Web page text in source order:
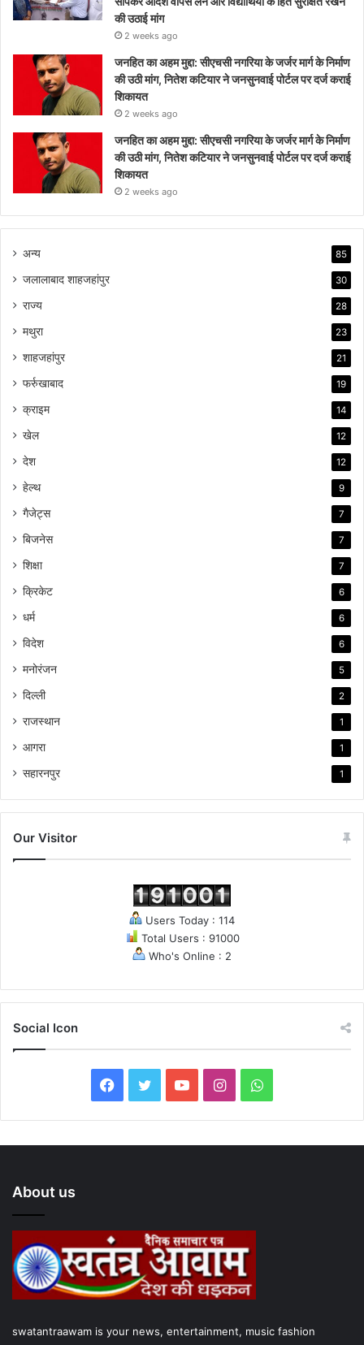
की उठाई मांग
2 weeks ago
जनहित का अहम मुद्दा: सीएचसी नगरिया के जर्जर मार्ग के निर्माण
की उठी मांग, नितेश कटियार ने जनसुनवाई पोर्टल पर दर्ज कराई
शिकायत
2 weeks ago
जनहित का अहम मुद्दा: सीएचसी नगरिया के जर्जर मार्ग के निर्माण
की उठी मांग, नितेश कटियार ने जनसुनवाई पोर्टल पर दर्ज कराई
शिकायत
2 weeks ago
अन्य 85
जलालाबाद शाहजहांपुर 30
राज्य 28
मथुरा 23
शाहजहांपुर 21
फर्रुखाबाद 19
क्राइम 14
खेल 12
देश 12
हेल्थ 9
गैजेट्स 7
बिजनेस 7
शिक्षा 7
क्रिकेट 6
धर्म 6
विदेश 6
मनोरंजन 5
दिल्ली 2
राजस्थान 1
आगरा 1
सहारनपुर 1
Our Visitor
Users Today : 114
Total Users : 91000
Who's Online : 2
Social Icon
a
c
o
o
w
i
e
r
o
u
b
e
I
n
s
g
W
h
a
About us
swatantraawam is your news, entertainment, music fashion